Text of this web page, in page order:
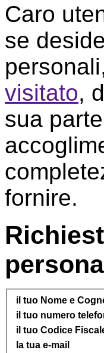
Caro
se
visitato,
sua
fornire.
il tuo Nome e
il tuo numero
il tuo Codice
la tua e-mail